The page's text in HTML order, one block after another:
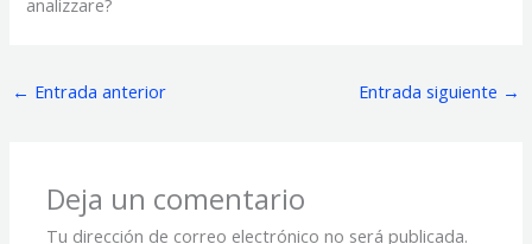
analizzare?
← Entrada anterior Entrada siguiente →
Deja un comentario
Tu dirección de correo electrónico no será publicada.